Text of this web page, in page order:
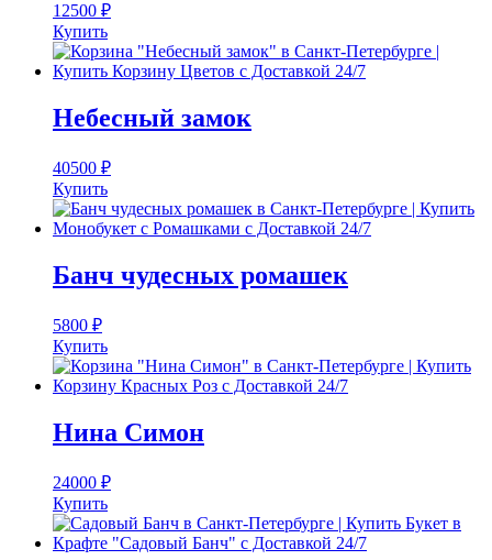
12500 ₽
Купить
Небесный замок
40500 ₽
Купить
Банч чудесных ромашек
5800 ₽
Купить
Нина Симон
24000 ₽
Купить